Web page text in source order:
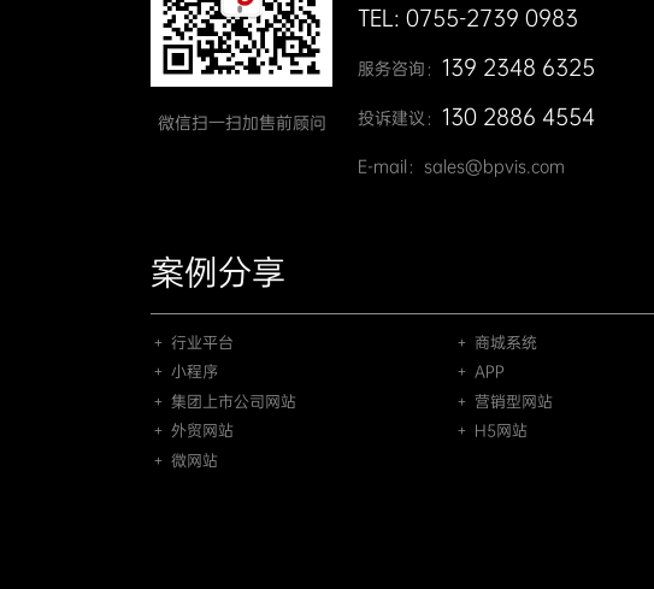
微信扫一扫加售前顾问
TEL: 0755-2739 0983
服务咨询： 139 2348 6325
投诉建议： 130 2886 4554
E-mail：sales@bpvis.com
案例分享
＋ 行业平台
＋ 商城系统
＋ 小程序
＋ APP
＋ 集团上市公司网站
＋ 营销型网站
＋ 外贸网站
＋ H5网站
＋ 微网站